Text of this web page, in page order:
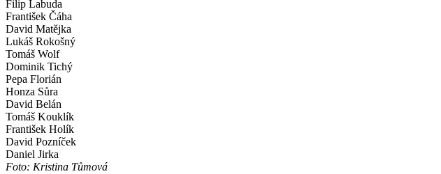
Filip Labuda
František Čáha
David Matějka
Lukáš Rokošný
Tomáš Wolf
Dominik Tichý
Pepa Florián
Honza Sůra
David Belán
Tomáš Kouklík
František Holík
David Pozníček
Daniel Jirka
Foto: Kristina Tůmová